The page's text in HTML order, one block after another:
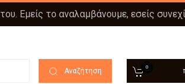
Εμείς το αναλαμβάνουμε, εσείς
Αναζήτηση 0